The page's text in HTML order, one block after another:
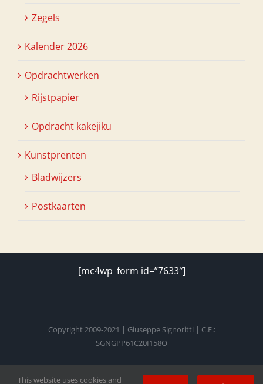
Zegels
Kalender 2026
Opdrachtwerken
Rijstpapier
Opdracht kakejiku
Kunstprenten
Bladwijzers
Postkaarten
[mc4wp_form id=”7633″]
Copyright 2009-2021 | Giuseppe Signoritti | C.F.:
SGNGPP61C20I158O
This website uses cookies and